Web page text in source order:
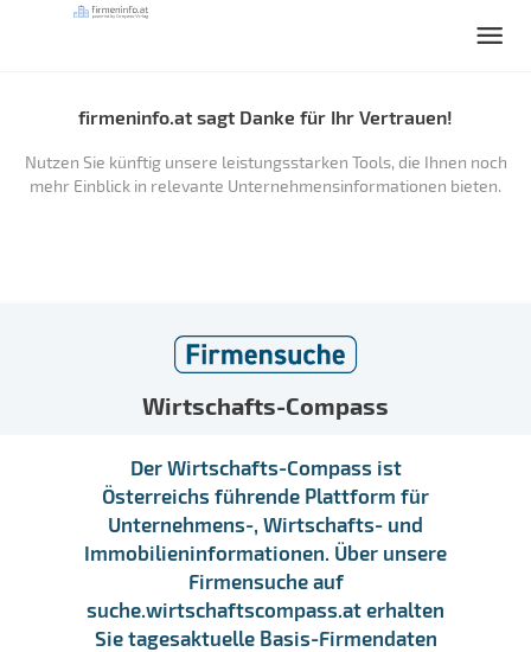
firmeninfo.at sagt Danke für Ihr Vertrauen!
Nutzen Sie künftig unsere leistungsstarken Tools, die Ihnen noch
mehr Einblick in relevante Unternehmensinformationen bieten.
Wirtschafts-Compass
Der Wirtschafts-Compass ist
Österreichs führende Plattform für
Unternehmens-, Wirtschafts- und
Immobilieninformationen. Über unsere
Firmensuche auf
suche.wirtschaftscompass.at erhalten
Sie tagesaktuelle Basis-Firmendaten